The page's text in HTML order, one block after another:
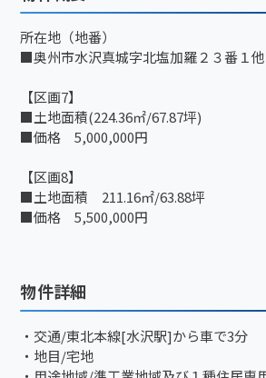
所在地（地番）
■奥州市水沢真城字北塩加羅２３番１他
【区画7】
■土地面積(224.36㎡/67.87坪)
■価格 5,000,000円
【区画8】
■土地面積 211.16㎡/63.88坪
■価格 5,500,000円
物件詳細
・交通/東北本線[水沢駅]から車で3分
・地目/宅地